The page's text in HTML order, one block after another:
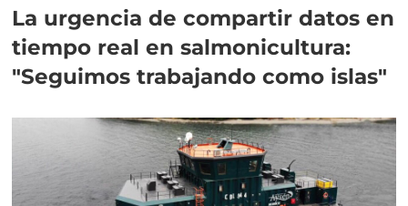
La urgencia de compartir datos en
tiempo real en salmonicultura:
"Seguimos trabajando como islas"